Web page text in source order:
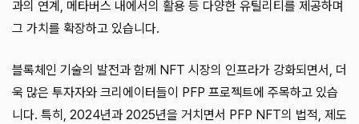
과의 연계, 메타버스 내에서의 활용 등 다양한 유틸리티를 제공하며
그 가치를 확장하고 있습니다.
블록체인 기술의 발전과 함께 NFT 시장의 인프라가 강화되면서, 더
욱 많은 투자자와 크리에이터들이 PFP 프로젝트에 주목하고 있습
니다. 특히, 2024년과 2025년을 거치면서 PFP NFT의 법적, 제도